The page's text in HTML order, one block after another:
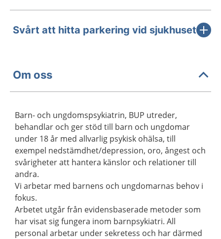
Svårt att hitta parkering vid sjukhuset
Om oss
Barn- och ungdomspsykiatrin, BUP utreder,
behandlar och ger stöd till barn och ungdomar
under 18 år med allvarlig psykisk ohälsa, till
exempel nedstämdhet/depression, oro, ångest och
svårigheter att hantera känslor och relationer till
andra.
Vi arbetar med barnens och ungdomarnas behov i
fokus.
Arbetet utgår från evidensbaserade metoder som
har visat sig fungera inom barnpsykiatri. All
personal arbetar under sekretess och har därmed